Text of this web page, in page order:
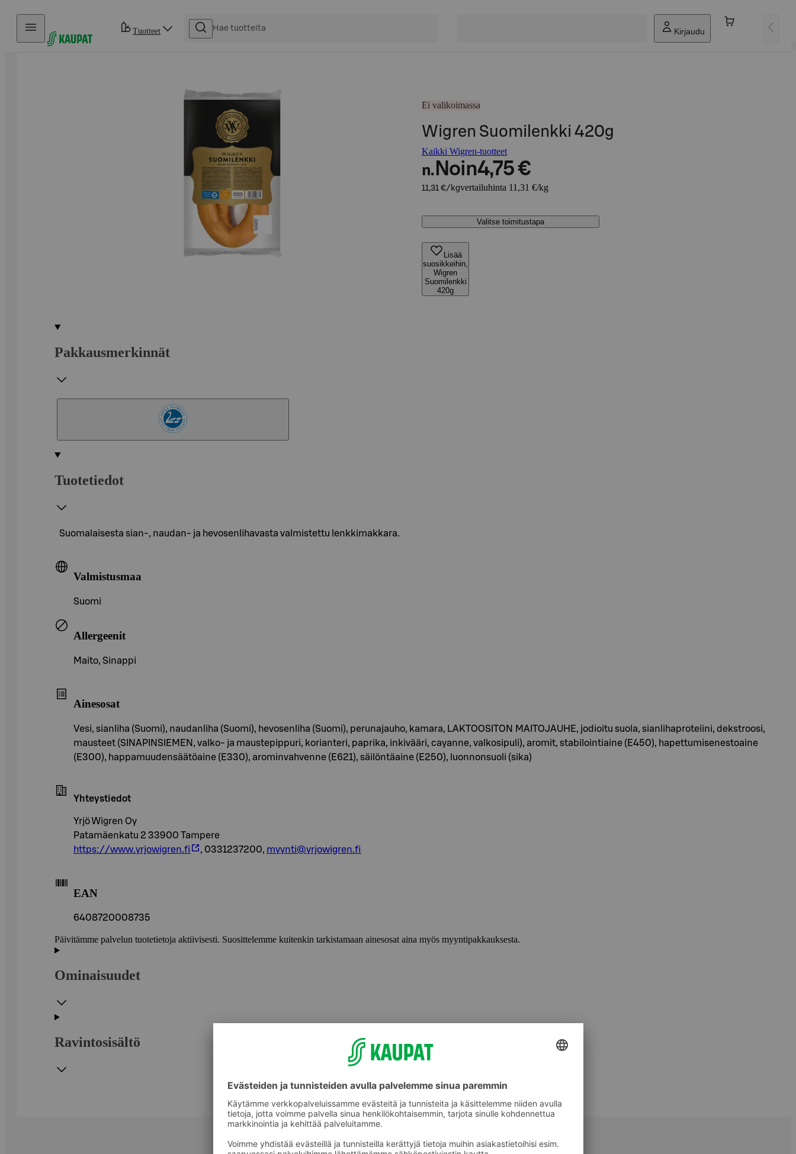
Hyppää sisältöön
Tuotteet Kirjaudu
Ei valikoimassa
Wigren Suomilenkki 420g
Kaikki Wigren-tuotteet
n. Noin4,75 €
11,31 €/kgvertailuhinta 11,31 €/kg
Valitse toimitustapa
Lisää
suosikkeihin,
Wigren
Suomilenkki
420g
Pakkausmerkinnät
Tuotetiedot
Suomalaisesta sian-, naudan- ja hevosenlihavasta valmistettu lenkkimakkara.
Valmistusmaa
Suomi
Allergeenit
Maito, Sinappi
Ainesosat
Vesi, sianliha (Suomi), naudanliha (Suomi), hevosenliha (Suomi), perunajauho, kamara, LAKTOOSITON MAITOJAUHE, jodioitu suola, sianlihaproteiini, dekstroosi,
mausteet (SINAPINSIEMEN, valko- ja maustepippuri, korianteri, paprika, inkivääri, cayanne, valkosipuli), aromit, stabilointiaine (E450), hapettumisenestoaine
(E300), happamuudensäätöaine (E330), arominvahvenne (E621), säilöntäaine (E250), luonnonsuoli (sika)
Yhteystiedot
Yrjö Wigren Oy
Patamäenkatu 2 33900 Tampere
https://www.yrjowigren.fi
, 0331237200, myynti@yrjowigren.fi
EAN
6408720008735
Päivitämme palvelun tuotetietoja aktiivisesti. Suosittelemme kuitenkin tarkistamaan ainesosat aina myös myyntipakkauksesta.
Ominaisuudet
Ravintosisältö